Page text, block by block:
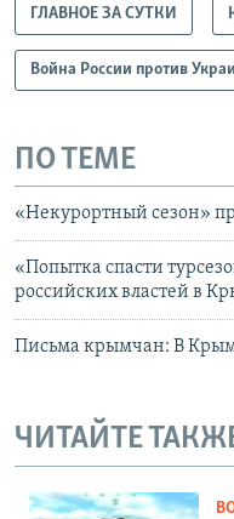
ГЛАВНОЕ ЗА СУТКИ
Война России против
ПО ТЕМЕ
«Некурортный сезон»
«Попытка спасти
российских властей в
Письма крымчан: В
ЧИТАЙТЕ